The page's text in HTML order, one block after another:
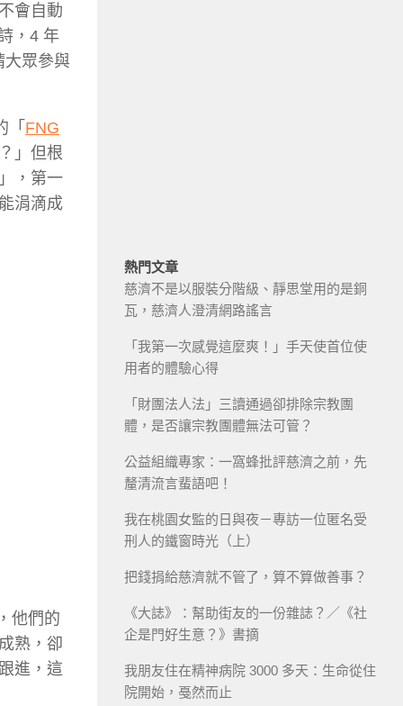
會自動
，4 年
大眾參與
「 FNG
」但根
，第一
涓滴成
他們的
熟，卻
進，這
熱門文章
慈濟不是以服裝分階級、靜思堂用的是銅
瓦，慈濟人澄清網路謠言
「我第一次感覺這麼爽！」手天使首位使
用者的體驗心得
「財團法人法」三讀通過卻排除宗教團
體，是否讓宗教團體無法可管？
公益組織專家：一窩蜂批評慈濟之前，先
釐清流言蜚語吧！
我在桃園女監的日與夜－專訪一位匿名受
刑人的鐵窗時光（上）
把錢捐給慈濟就不管了，算不算做善事？
《大誌》：幫助街友的一份雜誌？／《社
企是門好生意？》書摘
我朋友住在精神病院 3000 多天：生命從住
院開始，戞然而止